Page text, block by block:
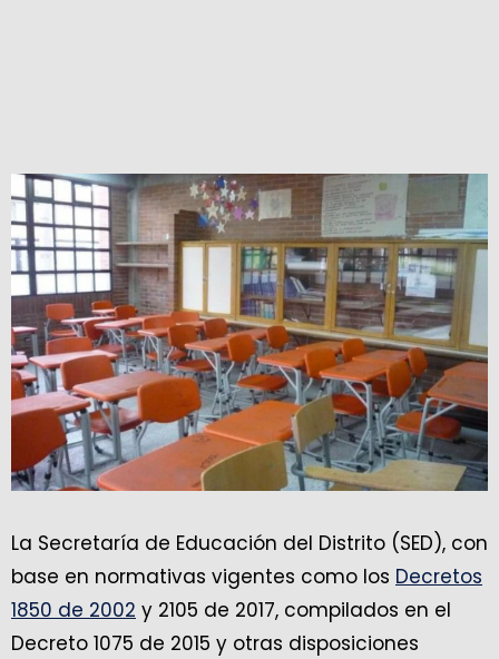
La Secretaría de Educación del Distrito (SED), con
base en normativas vigentes como los Decretos
1850 de 2002 y 2105 de 2017, compilados en el
Decreto 1075 de 2015 y otras disposiciones